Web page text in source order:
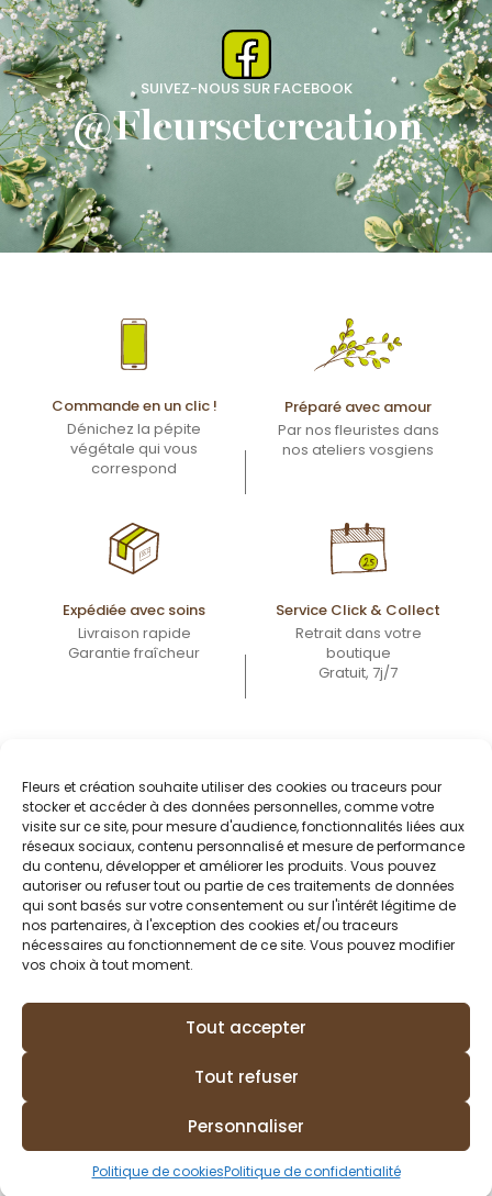
Fleurs et création souhaite utiliser des cookies ou traceurs pour
stocker et accéder à des données personnelles, comme votre
visite sur ce site, pour mesure d'audience, fonctionnalités liées aux
réseaux sociaux, contenu personnalisé et mesure de performance
du contenu, développer et améliorer les produits. Vous pouvez
autoriser ou refuser tout ou partie de ces traitements de données
qui sont basés sur votre consentement ou sur l'intérêt légitime de
nos partenaires, à l'exception des cookies et/ou traceurs
nécessaires au fonctionnement de ce site. Vous pouvez modifier
vos choix à tout moment.
Tout accepter
Tout refuser
Personnaliser
Politique de cookiesPolitique de confidentialité
SUIVEZ-NOUS SUR FACEBOOK
@Fleursetcreation
Commande en un clic !
Dénichez la pépite
végétale qui vous
correspond
Préparé avec amour
Par nos fleuristes dans
nos ateliers vosgiens
Expédiée avec soins
Livraison rapide
Garantie fraîcheur
Service Click & Collect
Retrait dans votre
boutique
Gratuit, 7j/7
Conditions générales de vente
Politique de confidentialité
Politique de cookies (EU)
Lézards Création